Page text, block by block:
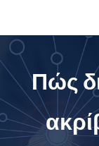
περιεχόμενο
Πώς